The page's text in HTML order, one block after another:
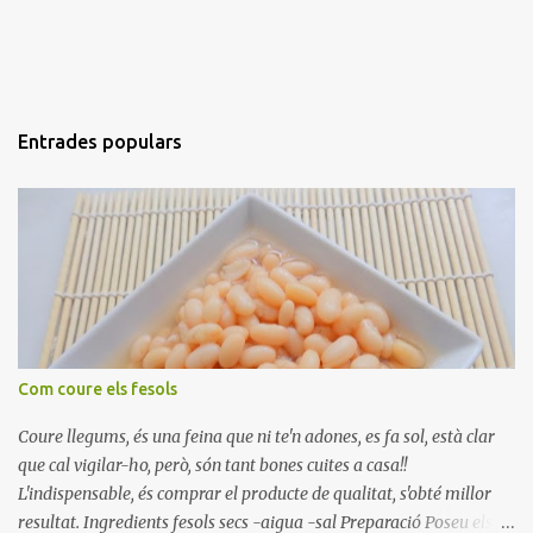
Entrades populars
Com coure els fesols
Coure llegums, és una feina que ni te'n adones, es fa sol, està clar
que cal vigilar-ho, però, són tant bones cuites a casa!!
L'indispensable, és comprar el producte de qualitat, s'obté millor
resultat. Ingredients fesols secs -aigua -sal Preparació Poseu els